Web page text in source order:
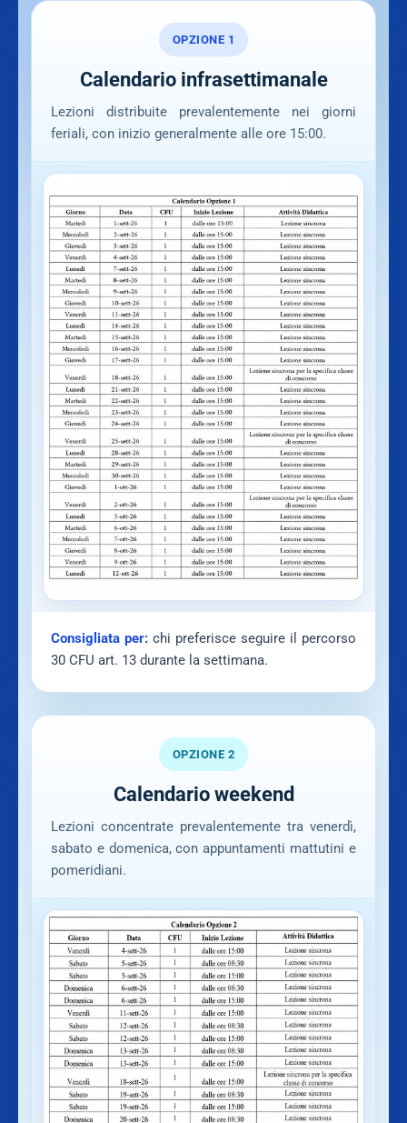
OPZIONE 1
Calendario infrasettimanale
Lezioni distribuite prevalentemente nei giorni
feriali, con inizio generalmente alle ore 15:00.
Consigliata per: chi preferisce seguire il percorso
30 CFU art. 13 durante la settimana.
OPZIONE 2
Calendario weekend
Lezioni concentrate prevalentemente tra venerdì,
sabato e domenica, con appuntamenti mattutini e
pomeridiani.